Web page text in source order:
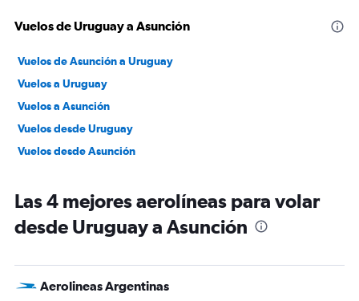
Vuelos de Uruguay a Asunción
Vuelos de Asunción a Uruguay
Vuelos a Uruguay
Vuelos a Asunción
Vuelos desde Uruguay
Vuelos desde Asunción
Las 4 mejores aerolíneas para volar
desde Uruguay a Asunción
Aerolineas Argentinas